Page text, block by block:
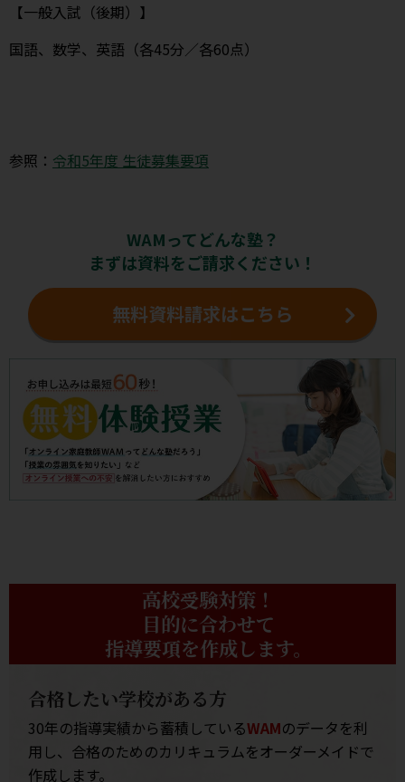
【一般入試（後期）】
国語、数学、英語（各45分／各60点）
参照： 令和5年度 生徒募集要項
WAMってどんな塾？
まずは資料をご請求ください！
無料資料請求はこちら
高校受験対策！
目的に合わせて
指導要項を作成します。
合格したい学校がある方
30年の指導実績から蓄積しているWAMのデータを利
用し、合格のためのカリキュラムをオーダーメイドで
作成します。